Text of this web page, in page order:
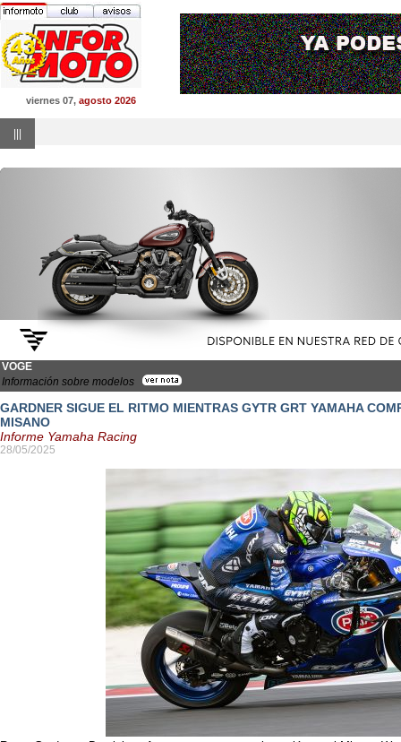
viernes 07, agosto 2026
VOGE
Información sobre modelos
GARDNER SIGUE EL RITMO MIENTRAS GYTR GRT YAMAHA
MISANO
Informe Yamaha Racing
28/05/2025